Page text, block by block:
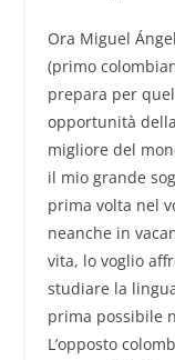
Ora Miguel
(primo
prepara per
opportunità
migliore del
il mio grande
prima volta nel
neanche in
vita, lo voglio
studiare la
prima possibile
L’opposto